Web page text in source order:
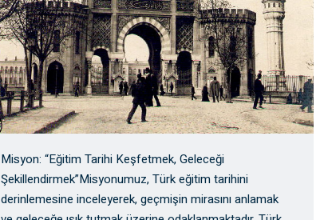
Misyon: “Eğitim Tarihi Keşfetmek, Geleceği
Şekillendirmek”Misyonumuz, Türk eğitim tarihini
derinlemesine inceleyerek, geçmişin mirasını anlamak